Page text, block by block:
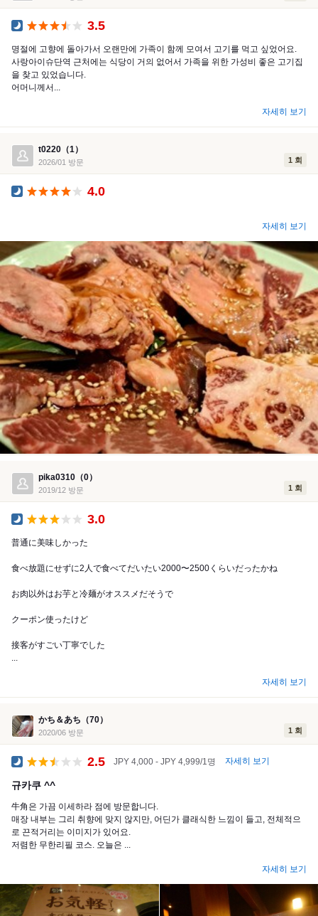
3.5
명절에 고향에 돌아가서 오랜만에 가족이 함께 모여서 고기를 먹고 싶었어요.
사랑아이슈단역 근처에는 식당이 거의 없어서 가족을 위한 가성비 좋은 고기집
을 찾고 있었습니다.
어머니께서...
자세히 보기
t0220（1）
2026/01 방문 1 회
4.0
자세히 보기
pika0310（0）
2019/12 방문 1 회
3.0
普通に美味しかった
食べ放題にせずに2人で食べてだいたい2000〜2500くらいだったかね
お肉以外はお芋と冷麺がオススメだそうで
クーポン使ったけど
接客がすごい丁寧でした
자세히 보기
かち＆あち（70）
2020/06 방문 1 회
2.5 JPY 4,000 - JPY 4,999/1명 자세히 보기
규카쿠 ^^
牛角은 가끔 이세하라 점에 방문합니다.
매장 내부는 그리 취향에 맞지 않지만, 어딘가 클래식한 느낌이 들고, 전체적으
로 끈적거리는 이미지가 있어요.
저렴한 무한리필 코스. 오늘은 ...
자세히 보기